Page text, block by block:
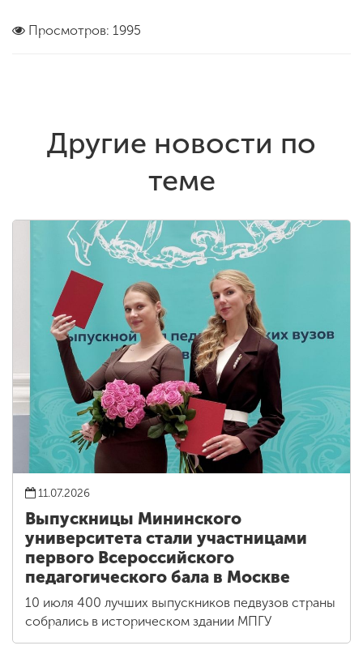
Просмотров: 1995
Другие новости по
теме
11.07.2026
Выпускницы Мининского
университета стали участницами
первого Всероссийского
педагогического бала в Москве
10 июля 400 лучших выпускников педвузов страны
собрались в историческом здании МПГУ